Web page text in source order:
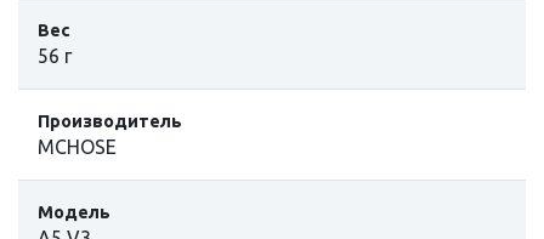
Вес
56 г
Производитель
MCHOSE
Модель